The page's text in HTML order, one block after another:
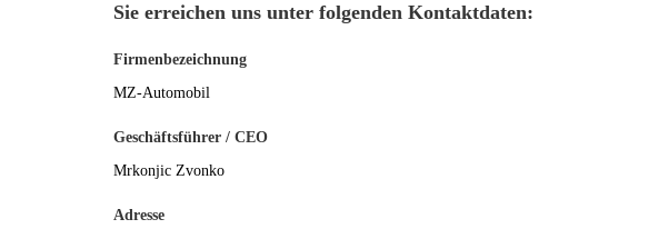
Sie erreichen uns unter folgenden Kontaktdaten:
Firmenbezeichnung
MZ-Automobil
Geschäftsführer / CEO
Mrkonjic Zvonko
Adresse